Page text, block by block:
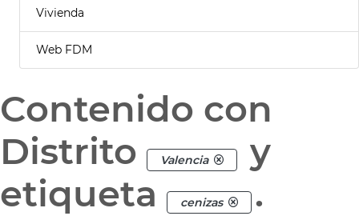
Vivienda
Web FDM
Contenido con
Distrito
Valencia
y
etiqueta
cenizas .